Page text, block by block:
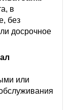
в
без
досрочное
или